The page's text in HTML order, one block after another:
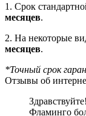
1. Срок
месяцев.
2. На некоторые
месяцев.
*Точный срок
Отзывы об
Фламинго